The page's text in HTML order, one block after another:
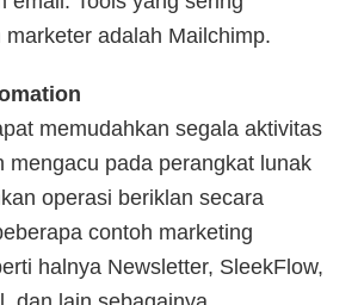
adalah Mailchimp.
memudahkan segala aktivitas
mengacu pada perangkat lunak
operasi beriklan secara
contoh marketing
halnya Newsletter, SleekFlow,